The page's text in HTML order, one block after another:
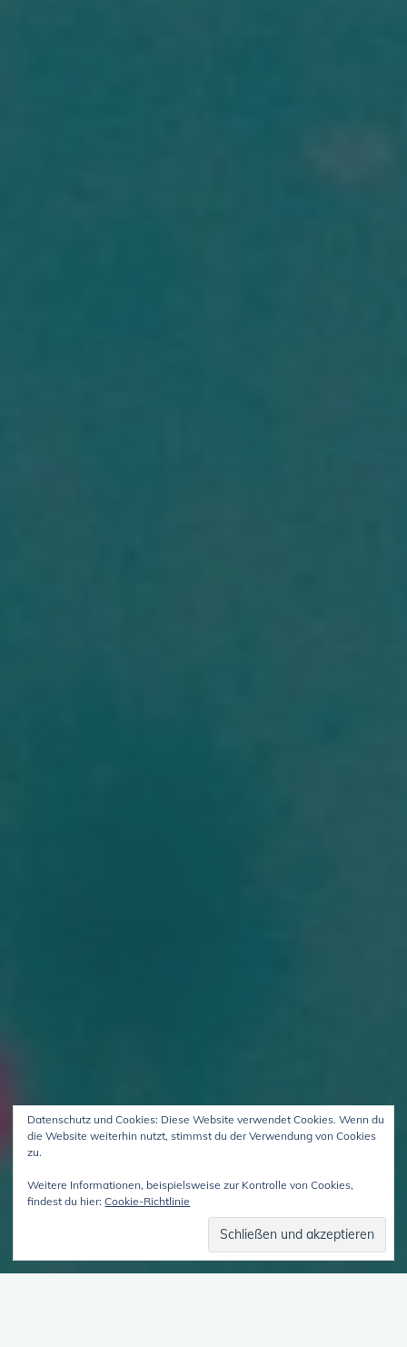
Datenschutz und Cookies: Diese Website verwendet Cookies. Wenn du
die Website weiterhin nutzt, stimmst du der Verwendung von Cookies
zu.
Weitere Informationen, beispielsweise zur Kontrolle von Cookies,
findest du hier:Cookie-Richtlinie